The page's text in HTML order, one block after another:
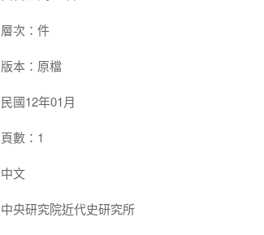
層次：件
版本：原檔
民國12年01月
頁數：1
中文
中央研究院近代史研究所